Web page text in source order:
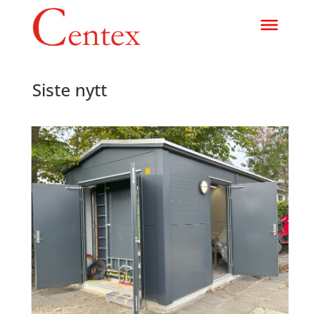
Siste nytt